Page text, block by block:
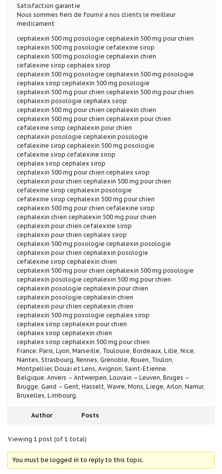
Satisfaction garantie
Nous sommes fiers de fournir a nos clients le meilleur
medicament
cephalexin 500 mg posologie cephalexin 500 mg pour chien
cephalexin 500 mg posologie cefalexine sirop
cephalexin 500 mg posologie cephalexin chien
cefalexine sirop cephalex sirop
cephalexin 500 mg posologie cephalexin 500 mg posologie
cephalex sirop cephalexin 500 mg posologie
cephalexin 500 mg pour chien cephalexin 500 mg pour chien
cephalexin posologie cephalex sirop
cephalexin 500 mg pour chien cephalexin chien
cephalexin 500 mg pour chien cephalexin pour chien
cefalexine sirop cephalexin pour chien
cephalexin posologie cephalexin posologie
cefalexine sirop cephalexin 500 mg posologie
cefalexine sirop cefalexine sirop
cephalex sirop cephalex sirop
cephalexin 500 mg pour chien cephalex sirop
cephalexin pour chien cephalexin 500 mg pour chien
cefalexine sirop cephalexin posologie
cefalexine sirop cephalexin 500 mg pour chien
cephalexin 500 mg pour chien cefalexine sirop
cephalexin chien cephalexin 500 mg pour chien
cephalexin pour chien cefalexine sirop
cephalexin pour chien cephalex sirop
cephalexin 500 mg posologie cephalexin posologie
cephalexin pour chien cephalexin posologie
cefalexine sirop cephalexin chien
cephalexin 500 mg pour chien cephalexin 500 mg posologie
cephalexin posologie cephalexin 500 mg pour chien
cephalexin posologie cephalexin pour chien
cephalexin posologie cephalexin chien
cephalexin pour chien cephalexin chien
cephalexin 500 mg posologie cephalex sirop
cephalex sirop cephalexin pour chien
cephalex sirop cephalexin chien
cephalex sirop cephalexin 500 mg pour chien
France: Paris, Lyon, Marseille, Toulouse, Bordeaux, Lille, Nice,
Nantes, Strasbourg, Rennes, Grenoble, Rouen, Toulon,
Montpellier, Douai et Lens, Avignon, Saint-Etienne.
Belgique: Anvers – Antwerpen, Louvain – Leuven, Bruges –
Brugge, Gand – Gent, Hasselt, Wavre, Mons, Liege, Arlon, Namur,
Bruxelles, Limbourg.
Author Posts
Viewing 1 post (of 1 total)
You must be logged in to reply to this topic.